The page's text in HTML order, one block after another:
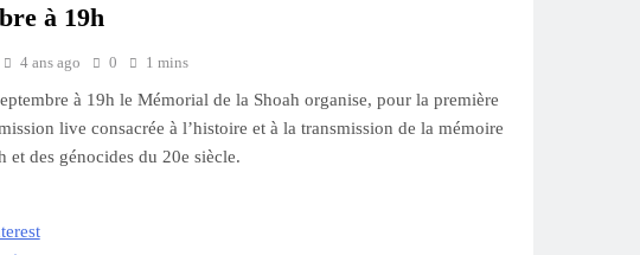
à 19h
4 ans ago 0 1 mins
à 19h le Mémorial de la Shoah organise, pour la première
live consacrée à l’histoire et à la transmission de la mémoire
et des génocides du 20e siècle.